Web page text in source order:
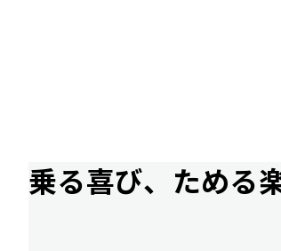
乗る喜び、ためる